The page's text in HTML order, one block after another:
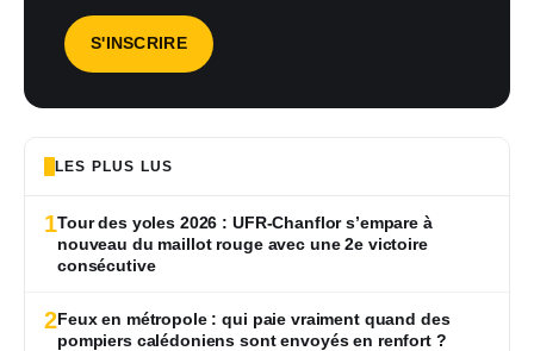
LES PLUS LUS
1Tour des yoles 2026 : UFR-Chanflor s’empare à
nouveau du maillot rouge avec une 2e victoire
consécutive
2Feux en métropole : qui paie vraiment quand des
pompiers calédoniens sont envoyés en renfort ?